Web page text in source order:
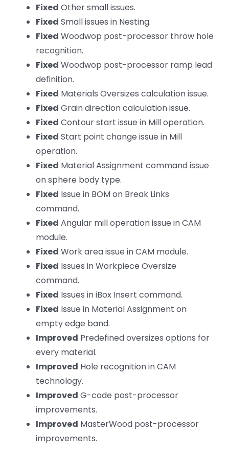
Fixed Other small issues.
Fixed Small issues in Nesting.
Fixed Woodwop post-processor throw hole
recognition.
Fixed Woodwop post-processor ramp lead
definition.
Fixed Materials Oversizes calculation issue.
Fixed Grain direction calculation issue.
Fixed Contour start issue in Mill operation.
Fixed Start point change issue in Mill
operation.
Fixed Material Assignment command issue
on sphere body type.
Fixed Issue in BOM on Break Links
command.
Fixed Angular mill operation issue in CAM
module.
Fixed Work area issue in CAM module.
Fixed Issues in Workpiece Oversize
command.
Fixed Issues in iBox Insert command.
Fixed Issue in Material Assignment on
empty edge band.
Improved Predefined oversizes options for
every material.
Improved Hole recognition in CAM
technology.
Improved G-code post-processor
improvements.
Improved MasterWood post-processor
improvements.